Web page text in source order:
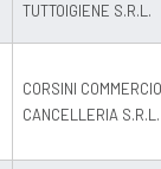
TUTTOIGIENE S.R.L.
CORSINI COMMERCIO
CANCELLERIA S.R.L.